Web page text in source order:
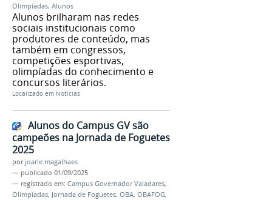
Olimpíadas, Alunos
Alunos brilharam nas redes
sociais institucionais como
produtores de conteúdo, mas
também em congressos,
competições esportivas,
olimpíadas do conhecimento e
concursos literários.
Localizado em Notícias
Alunos do Campus GV são
campeões na Jornada de Foguetes
2025
por joarle.magalhaes
— publicado 01/09/2025
— registrado em: Campus Governador Valadares,
Olimpíadas, Jornada de Foguetes, OBA, OBAFOG,